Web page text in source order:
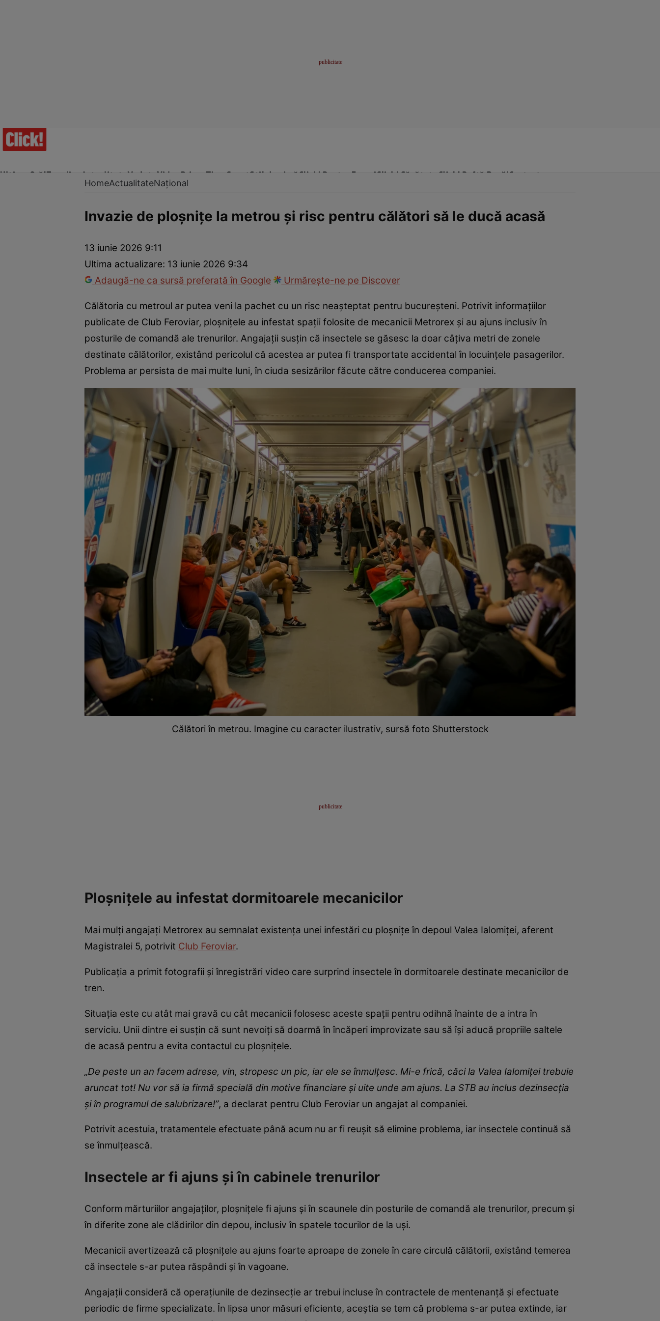
Ultima Oră!Trending Actualitate Vedete Video Prime Time SportStil de viațăClick! Pentru FemeiClick! Sănătate Click! Poftă Bună!Contact
InternaționalFapt divers
HomeActualitateNațional
Invazie de ploșnițe la metrou și risc pentru călători să le ducă acasă
13 iunie 2026 9:11
Ultima actualizare: 13 iunie 2026 9:34
Adaugă-ne ca sursă preferată în Google
Urmărește-ne pe Discover
Călătoria cu metroul ar putea veni la pachet cu un risc neașteptat pentru bucureșteni. Potrivit informațiilor
publicate de Club Feroviar, ploșnițele au infestat spații folosite de mecanicii Metrorex și au ajuns inclusiv în
posturile de comandă ale trenurilor. Angajații susțin că insectele se găsesc la doar câțiva metri de zonele
destinate călătorilor, existând pericolul că acestea ar putea fi transportate accidental în locuințele pasagerilor.
Problema ar persista de mai multe luni, în ciuda sesizărilor făcute către conducerea companiei.
Călători în metrou. Imagine cu caracter ilustrativ, sursă foto Shutterstock
Ploșnițele au infestat dormitoarele mecanicilor
Mai mulți angajați Metrorex au semnalat existența unei infestări cu ploșnițe în depoul Valea Ialomiței, aferent
Magistralei 5, potrivit Club Feroviar.
Publicația a primit fotografii și înregistrări video care surprind insectele în dormitoarele destinate mecanicilor de
tren.
Situația este cu atât mai gravă cu cât mecanicii folosesc aceste spații pentru odihnă înainte de a intra în
serviciu. Unii dintre ei susțin că sunt nevoiți să doarmă în încăperi improvizate sau să își aducă propriile saltele
de acasă pentru a evita contactul cu ploșnițele.
„De peste un an facem adrese, vin, stropesc un pic, iar ele se înmulțesc. Mi-e frică, căci la Valea Ialomiței trebuie
aruncat tot! Nu vor să ia firmă specială din motive financiare și uite unde am ajuns. La STB au inclus dezinsecția
și în programul de salubrizare!”, a declarat pentru Club Feroviar un angajat al companiei.
Potrivit acestuia, tratamentele efectuate până acum nu ar fi reușit să elimine problema, iar insectele continuă să
se înmulțească.
Insectele ar fi ajuns și în cabinele trenurilor
Conform mărturiilor angajaților, ploșnițele fi ajuns și în scaunele din posturile de comandă ale trenurilor, precum și
în diferite zone ale clădirilor din depou, inclusiv în spatele tocurilor de la uși.
Mecanicii avertizează că ploșnițele au ajuns foarte aproape de zonele în care circulă călătorii, existând temerea
că insectele s-ar putea răspândi și în vagoane.
Angajații consideră că operațiunile de dezinsecție ar trebui incluse în contractele de mentenanță și efectuate
periodic de firme specializate. În lipsa unor măsuri eficiente, aceștia se tem că problema s-ar putea extinde, iar